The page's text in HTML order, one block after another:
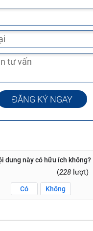
ĐĂNG KÝ NGAY
dung này có hữu ích không?
(228 lượt)
Có Không